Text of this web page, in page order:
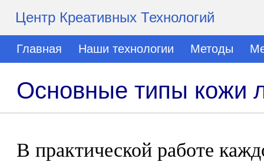
Центр Креативных Технологий
Главная Наши технологии Методы
Основные типы кожи
В практической работе